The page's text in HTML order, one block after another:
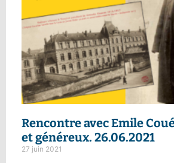
Rencontre avec Emile
et généreux. 26.06.2021
27 juin 2021